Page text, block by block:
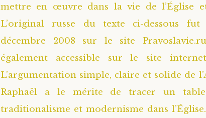
mettre en œuvre dans la vie de l’Église
L’original russe du texte ci-dessous
décembre 2008 sur le site
également accessible sur le site
L’argumentation simple, claire et solide de
Raphaël a le mérite de tracer un
traditionalisme et modernisme dans